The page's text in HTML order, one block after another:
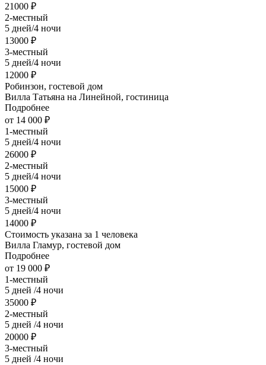
21000 ₽
2-местный
5 дней/4 ночи
13000 ₽
3-местный
5 дней/4 ночи
12000 ₽
Робинзон, гостевой дом
Вилла Татьяна на Линейной, гостиница
Подробнее
от 14 000 ₽
1-местный
5 дней/4 ночи
26000 ₽
2-местный
5 дней/4 ночи
15000 ₽
3-местный
5 дней/4 ночи
14000 ₽
Стоимость указана за 1 человека
Вилла Гламур, гостевой дом
Подробнее
от 19 000 ₽
1-местный
5 дней /4 ночи
35000 ₽
2-местный
5 дней /4 ночи
20000 ₽
3-местный
5 дней /4 ночи